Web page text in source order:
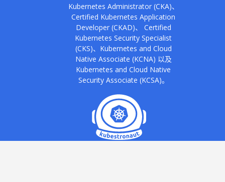
Kubernetes Administrator (CKA)、
Certified Kubernetes Application
Developer (CKAD)、 Certified
Kubernetes Security Specialist
(CKS)、Kubernetes and Cloud
Native Associate (KCNA) 以及
Kubernetes and Cloud Native
Security Associate (KCSA)。